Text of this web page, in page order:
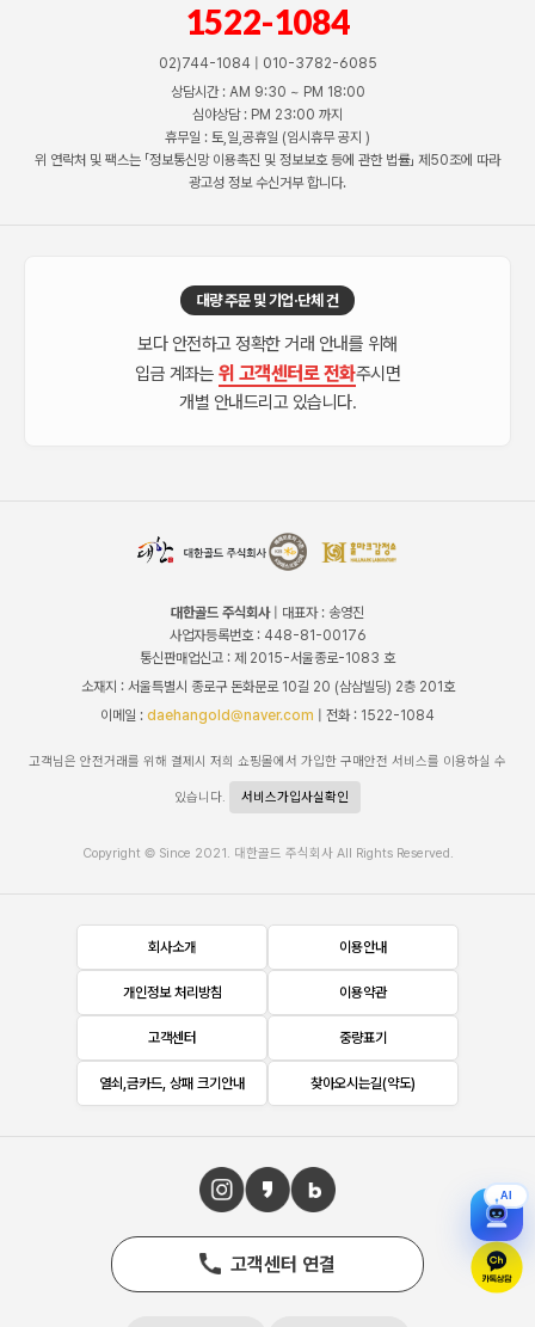
1522-1084
02)744-1084 | 010-3782-6085
상담시간 : AM 9:30 ~ PM 18:00
심야상담 : PM 23:00 까지
휴무일 : 토,일,공휴일 (임시휴무 공지 )
위 연락처 및 팩스는 「정보통신망 이용촉진 및 정보보호 등에 관한 법률」 제50조에 따라
광고성 정보 수신거부 합니다.
대량 주문 및 기업·단체 건
보다 안전하고 정확한 거래 안내를 위해
입금 계좌는 위 고객센터로 전화주시면
개별 안내드리고 있습니다.
대한골드 주식회사| 대표자 : 송영진
사업자등록번호 : 448-81-00176
통신판매업신고 : 제 2015-서울종로-1083 호
소재지 : 서울특별시 종로구 돈화문로 10길 20 (삼삼빌딩) 2층 201호
이메일 : daehangold@naver.com | 전화 : 1522-1084
고객님은 안전거래를 위해 결제시 저희 쇼핑몰에서 가입한 구매안전 서비스를 이용하실 수
있습니다. 서비스가입사실확인
Copyright © Since 2021. 대한골드 주식회사 All Rights Reserved.
회사소개 이용안내
개인정보 처리방침 이용약관
고객센터 중량표기
열쇠,금카드, 상패 크기안내 찾아오시는길(약도)
고객센터 연결
AI